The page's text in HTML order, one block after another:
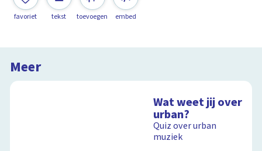
favoriet tekst toevoegen embed
Meer
Wat weet jij over
urban?
Quiz over urban
muziek